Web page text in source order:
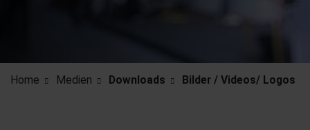
Home Medien Downloads Bilder / Videos/ Logos